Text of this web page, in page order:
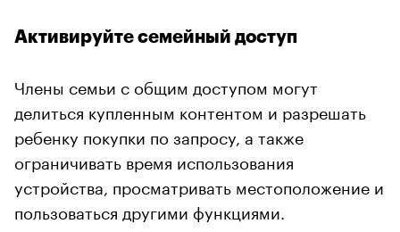
Активируйте семейный доступ
Члены семьи с общим доступом могут
делиться купленным контентом и разрешать
ребенку покупки по запросу, а также
ограничивать время использования
устройства, просматривать местоположение и
пользоваться другими функциями.